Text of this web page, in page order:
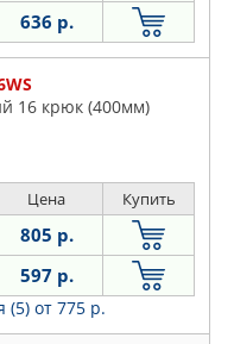
636 р.
16 крюк (400мм)
Цена Купить
805 р.
597 р.
(5) от 775 р.